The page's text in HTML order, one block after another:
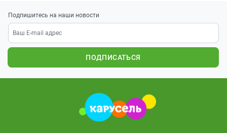
Подпишитесь на наши новости
ПОДПИСАТЬСЯ